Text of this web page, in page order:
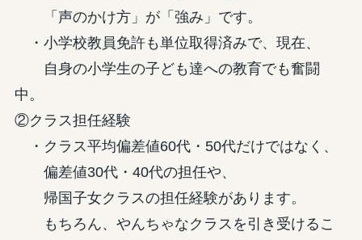
「声のかけ方」が「強み」です。
・小学校教員免許も単位取得済みで、現在、
自身の小学生の子ども達への教育でも奮闘
中。
②クラス担任経験
・クラス平均偏差値60代・50代だけではなく、
偏差値30代・40代の担任や、
帰国子女クラスの担任経験があります。
もちろん、やんちゃなクラスを引き受けるこ